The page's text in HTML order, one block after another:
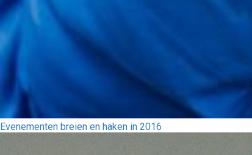
Evenementen breien en haken in 2016